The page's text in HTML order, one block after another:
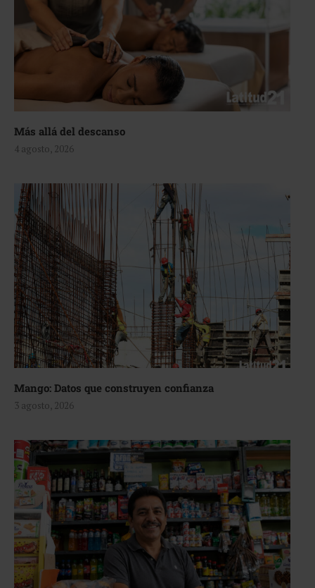
Más allá del descanso
4 agosto, 2026
Mango: Datos que construyen confianza
3 agosto, 2026